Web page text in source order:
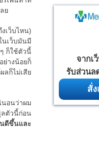
ย
เว็บไหน)
เว็บมันมี
ก็ใช้ตัวนี้
างน้อยก็
ลก็ไม่เสีย
นอนว่าผม
ลตัวนี้ก่อน
นดีขึ้นและ
จากเ
รับส่วนล
สั่